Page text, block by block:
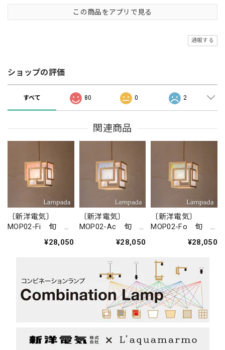
この商品をアプリで見る
通報する
ショップの評価
すべて 80 0 2
関連商品
〔新洋電気〕
MOP02-Fi 旬
Fiore・花¥28,050
〔新洋電気〕
MOP02-Ac 旬
Acqua・水¥28,050
〔新洋電気〕
MOP02-Fo 旬
Foresta・森¥28,050